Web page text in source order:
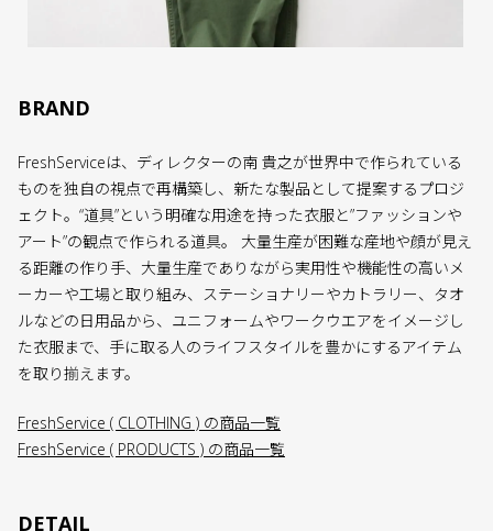
BRAND
FreshServiceは、ディレクターの南 貴之が世界中で作られている
ものを独自の視点で再構築し、新たな製品として提案するプロジ
ェクト。“道具”という明確な用途を持った衣服と”ファッションや
アート”の観点で作られる道具。 大量生産が困難な産地や顔が見え
る距離の作り手、大量生産でありながら実用性や機能性の高いメ
ーカーや工場と取り組み、ステーショナリーやカトラリー、タオ
ルなどの日用品から、ユニフォームやワークウエアをイメージし
た衣服まで、手に取る人のライフスタイルを豊かにするアイテム
を取り揃えます。
FreshService ( CLOTHING ) の商品一覧
FreshService ( PRODUCTS ) の商品一覧
DETAIL